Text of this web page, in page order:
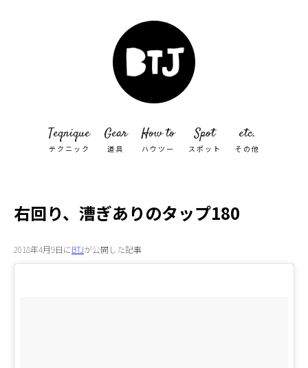
Teqnique
テクニック
Gear
道具
How to
ハウツー
Spot
スポット
etc.
その他
右回り、漕ぎありのタップ180
2018年4月9日にBTJが公開した記事